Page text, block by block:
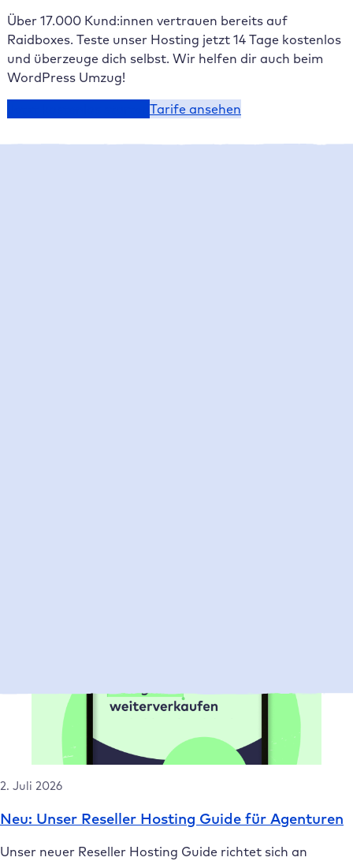
Über 17.000 Kund:innen vertrauen bereits auf
Raidboxes. Teste unser Hosting jetzt 14 Tage kostenlos
und überzeuge dich selbst. Wir helfen dir auch beim
WordPress Umzug!
Tarife ansehen
2. Juli 2026
Neu: Unser Reseller Hosting Guide für Agenturen
Unser neuer Reseller Hosting Guide richtet sich an